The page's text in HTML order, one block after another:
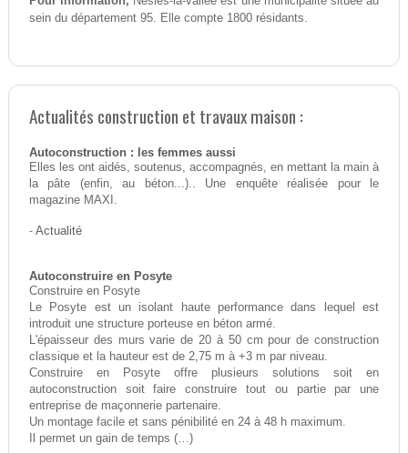
sein du département 95. Elle compte 1800 résidants.
Actualités construction et travaux maison :
Autoconstruction : les femmes aussi
Elles les ont aidés, soutenus, accompagnés, en mettant la main à
la pâte (enfin, au béton...).. Une enquête réalisée pour le
magazine MAXI.
- Actualité
Autoconstruire en Posyte
Construire en Posyte
Le Posyte est un isolant haute performance dans lequel est
introduit une structure porteuse en béton armé.
L'épaisseur des murs varie de 20 à 50 cm pour de construction
classique et la hauteur est de 2,75 m à +3 m par niveau.
Construire en Posyte offre plusieurs solutions soit en
autoconstruction soit faire construire tout ou partie par une
entreprise de maçonnerie partenaire.
Un montage facile et sans pénibilité en 24 à 48 h maximum.
Il permet un gain de temps (…)